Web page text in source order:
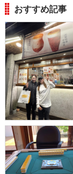
おすすめ記事